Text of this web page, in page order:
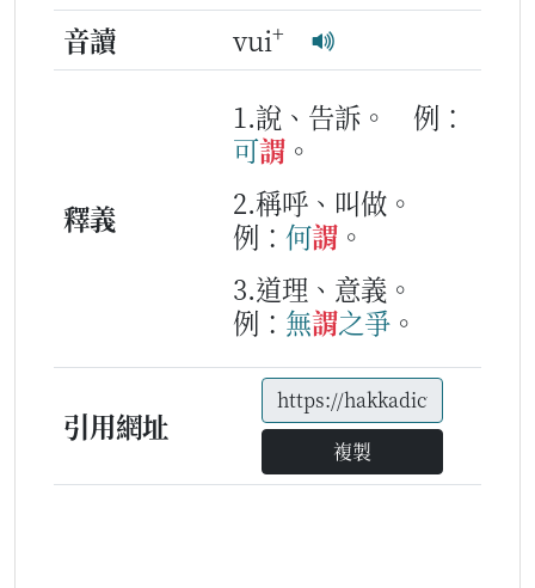
音讀 vui+
釋義
1.說、告訴。
例：
可謂 。
2.稱呼、叫做。
例： 何謂 。
3.道理、意義。
例： 無謂之爭 。
引用網址
複製